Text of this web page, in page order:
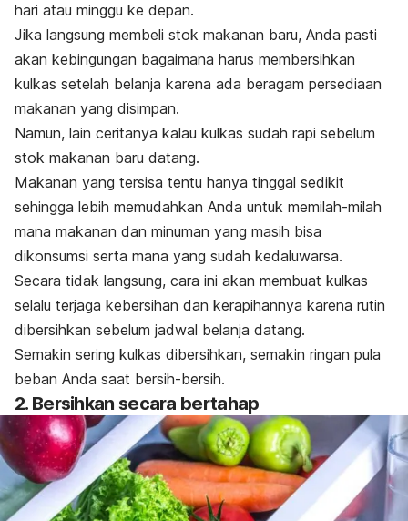
hari atau minggu ke depan.
Jika langsung membeli stok makanan baru, Anda pasti
akan kebingungan bagaimana harus membersihkan
kulkas setelah belanja karena ada beragam persediaan
makanan yang disimpan.
Namun, lain ceritanya kalau kulkas sudah rapi sebelum
stok makanan baru datang.
Makanan yang tersisa tentu hanya tinggal sedikit
sehingga lebih memudahkan Anda untuk memilah-milah
mana makanan dan minuman yang masih bisa
dikonsumsi serta mana yang sudah kedaluwarsa.
Secara tidak langsung, cara ini akan membuat kulkas
selalu terjaga kebersihan dan kerapihannya karena rutin
dibersihkan sebelum jadwal belanja datang.
Semakin sering kulkas dibersihkan, semakin ringan pula
beban Anda saat bersih-bersih.
2. Bersihkan secara bertahap